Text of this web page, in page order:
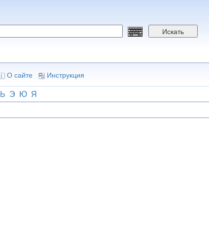
Искать
О сайте Инструкция
Ь Э Ю Я